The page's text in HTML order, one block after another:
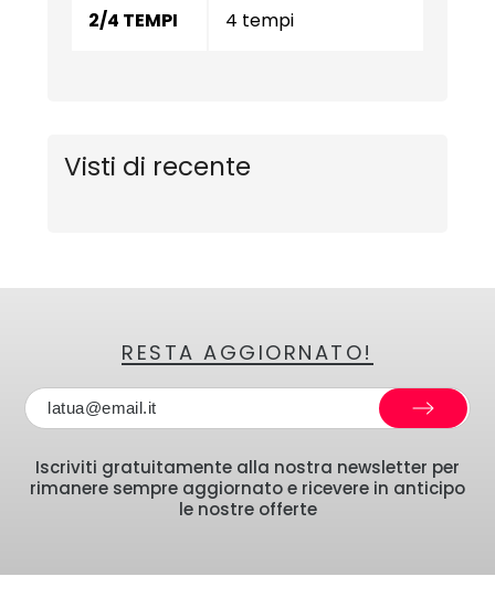
2/4 TEMPI 4 tempi
Visti di recente
RESTA AGGIORNATO!
Iscriviti gratuitamente alla nostra newsletter per
rimanere sempre aggiornato e ricevere in anticipo
le nostre offerte